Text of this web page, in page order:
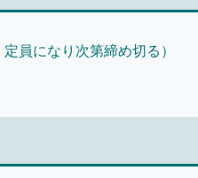
員になり次第締め切る）